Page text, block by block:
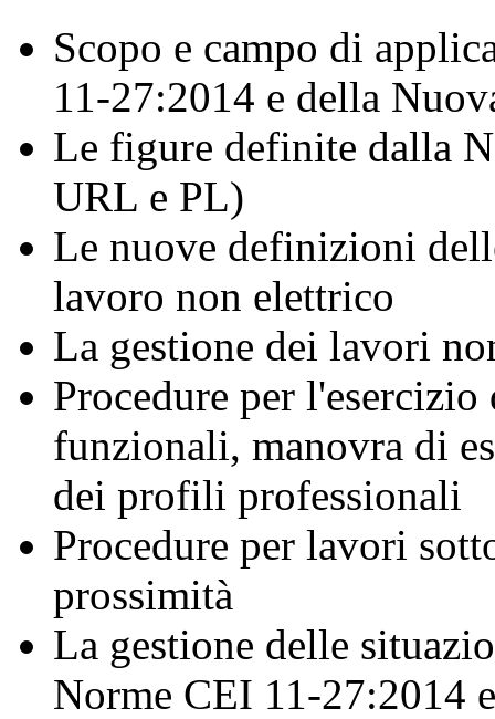
Scopo e campo di
11-27:2014 e della
Le figure definite dalla
URL e PL)
Le nuove definizioni
lavoro non elettrico
La gestione dei lavori
Procedure per
funzionali, manovra di
dei profili professionali
Procedure per lavori
prossimità
La gestione delle
Norme CEI 11-27:2014